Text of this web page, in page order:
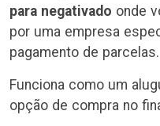
para negativado onde
por uma empresa
pagamento de parcelas.
Funciona como um
opção de compra no